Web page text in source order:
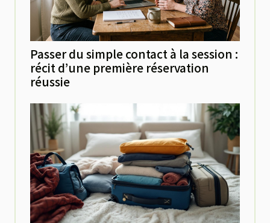
Passer du simple contact à la session :
récit d’une première réservation
réussie